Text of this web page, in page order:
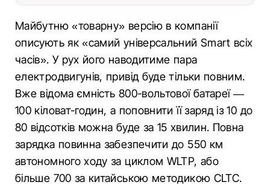
Майбутню «товарну» версію в компанії
описують як «самий універсальний Smart всіх
часів». У рух його наводитиме пара
електродвигунів, привід буде тільки повним.
Вже відома ємність 800-вольтової батареї —
100 кіловат-годин, а поповнити її заряд із 10 до
80 відсотків можна буде за 15 хвилин. Повна
зарядка повинна забезпечити до 550 км
автономного ходу за циклом WLTP, або
більше 700 за китайською методикою CLTC.